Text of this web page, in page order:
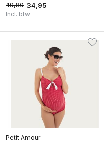
49,80 34,95
Incl. btw
Petit Amour